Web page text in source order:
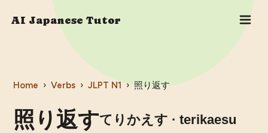
AI Japanese Tutor
Home › Verbs › JLPT N1 › 照り返す
照り返すてりかえす · terikaesu